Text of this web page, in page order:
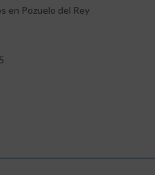
en Pozuelo del Rey